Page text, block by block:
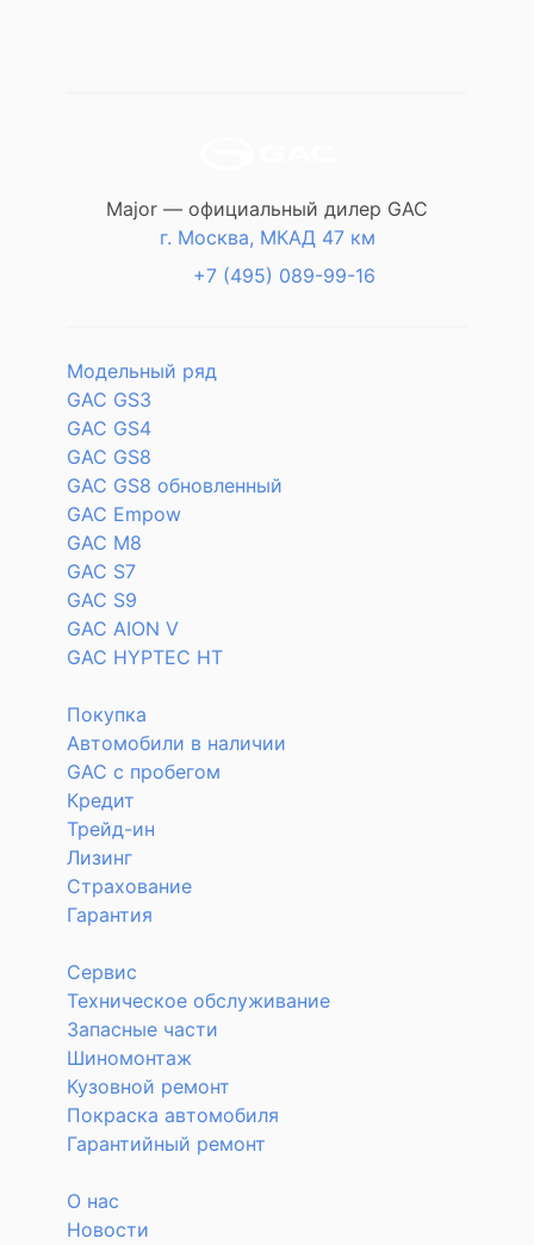
Major — официальный дилер GAC
г. Москва, МКАД 47 км
+7 (495) 089-99-16
Модельный ряд
GAC GS3
GAC GS4
GAC GS8
GAC GS8 обновленный
GAC Empow
GAC M8
GAC S7
GAC S9
GAC AION V
GAC HYPTEC HT
Покупка
Автомобили в наличии
GAC с пробегом
Кредит
Трейд-ин
Лизинг
Страхование
Гарантия
Сервис
Техническое обслуживание
Запасные части
Шиномонтаж
Кузовной ремонт
Покраска автомобиля
Гарантийный ремонт
О нас
Новости